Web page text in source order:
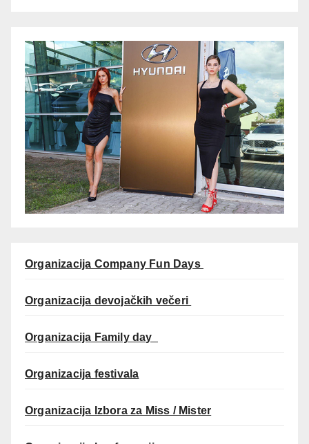
Organizacija Company Fun Days
Organizacija devojačkih večeri
Organizacija Family day
Organizacija festivala
Organizacija Izbora za Miss / Mister